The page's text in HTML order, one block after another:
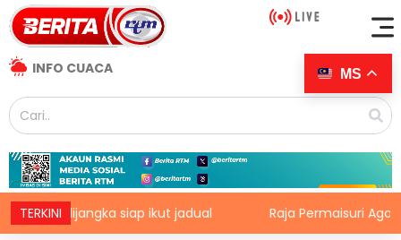
INFO CUACA
TERKINI
dijangka siap ikut jadual Raja Permaisuri Agong
MS